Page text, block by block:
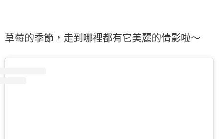
草莓的季節，走到哪裡都有它美麗的倩影啦～